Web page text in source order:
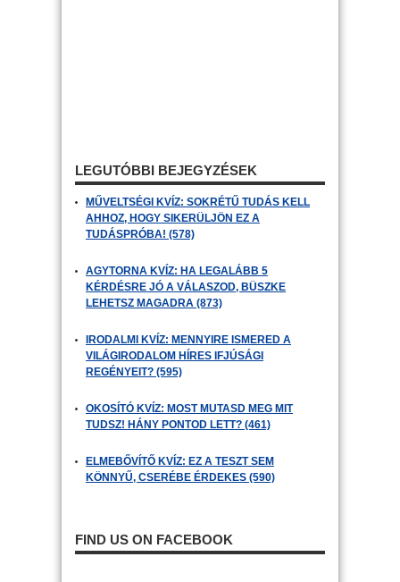
LEGUTÓBBI BEJEGYZÉSEK
MŰVELTSÉGI KVÍZ: SOKRÉTŰ TUDÁS KELL
AHHOZ, HOGY SIKERÜLJÖN EZ A
TUDÁSPRÓBA! (578)
AGYTORNA KVÍZ: HA LEGALÁBB 5
KÉRDÉSRE JÓ A VÁLASZOD, BÜSZKE
LEHETSZ MAGADRA (873)
IRODALMI KVÍZ: MENNYIRE ISMERED A
VILÁGIRODALOM HÍRES IFJÚSÁGI
REGÉNYEIT? (595)
OKOSÍTÓ KVÍZ: MOST MUTASD MEG MIT
TUDSZ! HÁNY PONTOD LETT? (461)
ELMEBŐVÍTŐ KVÍZ: EZ A TESZT SEM
KÖNNYŰ, CSERÉBE ÉRDEKES (590)
FIND US ON FACEBOOK